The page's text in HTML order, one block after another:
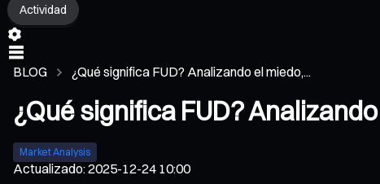
Actividad
BLOG ¿Qué significa FUD? Analizando el miedo,...
¿Qué significa FUD?
Market Analysis
Actualizado:2025-12-24 10:00